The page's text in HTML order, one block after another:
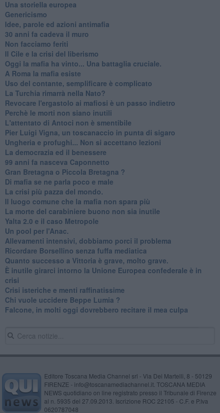
Una storiella europea
Genericismo
Idee, parole ed azioni antimafia
30 anni fa cadeva il muro
Non facciamo feriti
Il Cile e la crisi del liberismo
Oggi la mafia ha vinto... Una battaglia cruciale.
A Roma la mafia esiste
Uso del contante, semplificare è complicato
La Turchia rimarrà nella Nato?
Revocare l'ergastolo ai mafiosi è un passo indietro
Perchè le morti non siano inutili
L'attentato di Antoci non è smentibile
Pier Luigi Vigna, un toscanaccio in punta di sigaro
Ungheria e profughi... Non si accettano lezioni
La democrazia ed il benessere
99 anni fa nasceva Caponnetto
Gran Bretagna o Piccola Bretagna ?
Di mafia se ne parla poco e male
La crisi più pazza del mondo.
Il luogo comune che la mafia non spara più
La morte del carabiniere buono non sia inutile
Yalta 2.0 e il caso Metropole
​Un pool per l'Anac.
Allevamenti intensivi, dobbiamo porci il problema
Ricordare Borsellino senza fuffa mediatica
​Quanto successo a Vittoria è grave, molto grave.
​È inutile girarci intorno la Unione Europea confederale è in
crisi
Crisi isteriche e menti raffinatissime
Chi vuole uccidere Beppe Lumia ?
Falcone, in molti oggi dovrebbero recitare il mea culpa
Editore Toscana Media Channel srl - Via Dei Martelli, 8 - 50129
FIRENZE - info@toscanamediachannel.it. TOSCANA MEDIA
NEWS quotidiano on line registrato presso il Tribunale di Firenze
al n. 5935 del 27.09.2013. Iscrizione ROC 22105 - C.F. e P.Iva
0620787048